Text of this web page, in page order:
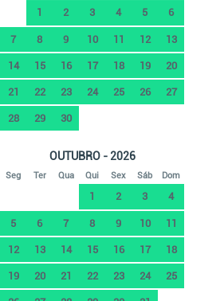
1 2 3 4 5 6
7 8 9 10 11 12 13
14 15 16 17 18 19 20
21 22 23 24 25 26 27
28 29 30
OUTUBRO - 2026
Seg Ter Qua Qui Sex Sáb Dom
1 2 3 4
5 6 7 8 9 10 11
12 13 14 15 16 17 18
19 20 21 22 23 24 25